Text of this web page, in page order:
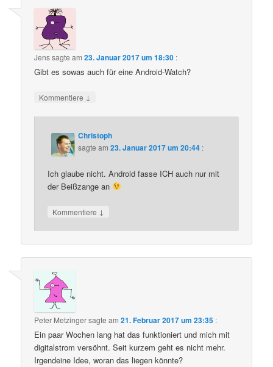
Jenssagte am23. Januar 2017 um 18:30 :
Gibt es sowas auch für eine Android-Watch?
Kommentiere ↓
Christoph
sagte am23. Januar 2017 um 20:44 :
Ich glaube nicht. Android fasse ICH auch nur mit
der Beißzange an
Kommentiere ↓
Peter Metzingersagte am21. Februar 2017 um 23:35 :
Ein paar Wochen lang hat das funktioniert und mich mit
digitalstrom versöhnt. Seit kurzem geht es nicht mehr.
Irgendeine Idee, woran das liegen könnte?